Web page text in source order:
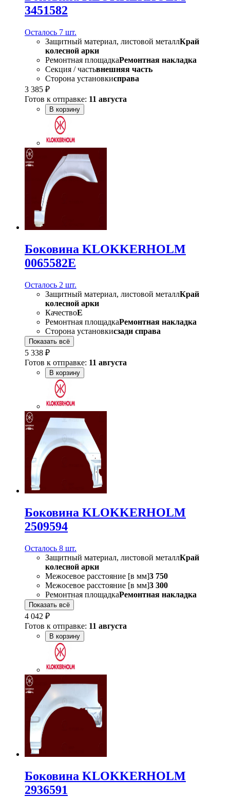
3451582
Осталось 7 шт.
Защитный материал, листовой металлКрай
колесной арки
Ремонтная площадкаРемонтная накладка
Секция / частьвнешняя часть
Сторона установкисправа
3 385 ₽
Готов к отправке: 11 августа
В корзину
Боковина KLOKKERHOLM
0065582E
Осталось 2 шт.
Защитный материал, листовой металлКрай
колесной арки
КачествоE
Ремонтная площадкаРемонтная накладка
Сторона установкисзади справа
Показать всё
5 338 ₽
Готов к отправке: 11 августа
В корзину
Боковина KLOKKERHOLM
2509594
Осталось 8 шт.
Защитный материал, листовой металлКрай
колесной арки
Межосевое расстояние [в мм]3 750
Межосевое расстояние [в мм]3 300
Ремонтная площадкаРемонтная накладка
Показать всё
4 042 ₽
Готов к отправке: 11 августа
В корзину
Боковина KLOKKERHOLM
2936591